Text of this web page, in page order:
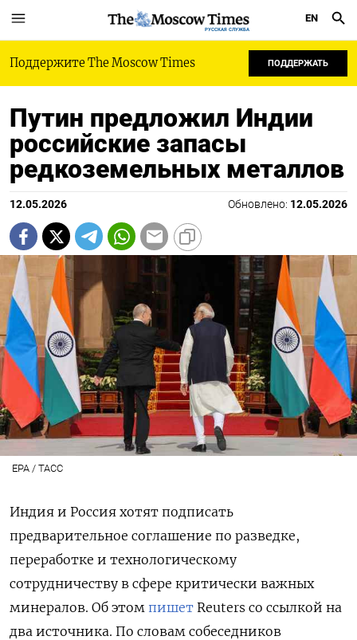
РУССКАЯ СЛУЖБА
EN
Поддержите The Moscow Times ПОДДЕРЖАТЬ
Путин предложил Индии
российские запасы
редкоземельных металлов
12.05.2026 Обновлено: 12.05.2026
EPA / ТАСС
Индия и Россия хотят подписать
предварительное соглашение по разведке,
переработке и технологическому
сотрудничеству в сфере критически важных
минералов. Об этом пишет Reuters со ссылкой на
два источника. По словам собеседников